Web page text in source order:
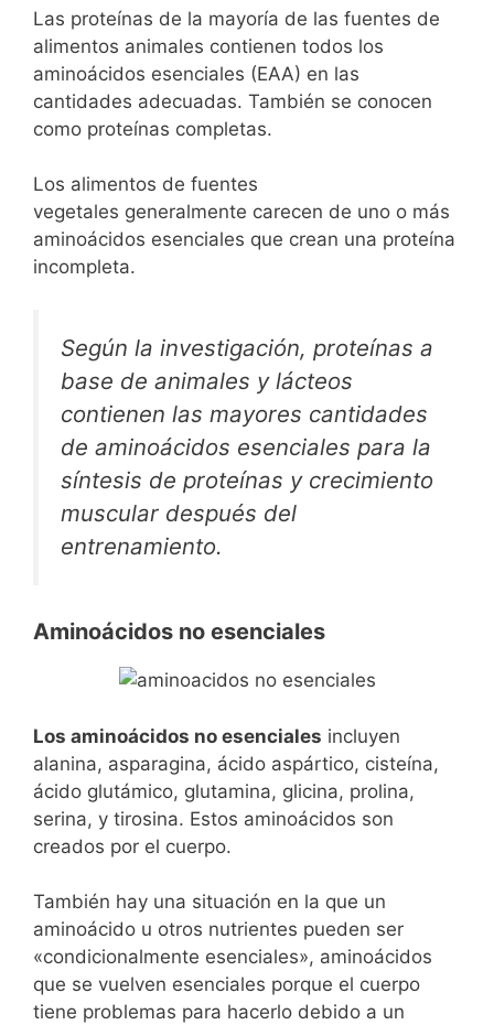
Las proteínas de la mayoría de las fuentes de
alimentos animales contienen todos los
aminoácidos esenciales (EAA) en las
cantidades adecuadas. También se conocen
como proteínas completas.
Los alimentos de fuentes
vegetales generalmente carecen de uno o más
aminoácidos esenciales que crean una proteína
incompleta.
Según la investigación, proteínas a
base de animales y lácteos
contienen las mayores cantidades
de aminoácidos esenciales para la
síntesis de proteínas y crecimiento
muscular después del
entrenamiento.
Aminoácidos no esenciales
Los aminoácidos no esenciales incluyen
alanina, asparagina, ácido aspártico, cisteína,
ácido glutámico, glutamina, glicina, prolina,
serina, y tirosina. Estos aminoácidos son
creados por el cuerpo.
También hay una situación en la que un
aminoácido u otros nutrientes pueden ser
«condicionalmente esenciales», aminoácidos
que se vuelven esenciales porque el cuerpo
tiene problemas para hacerlo debido a un